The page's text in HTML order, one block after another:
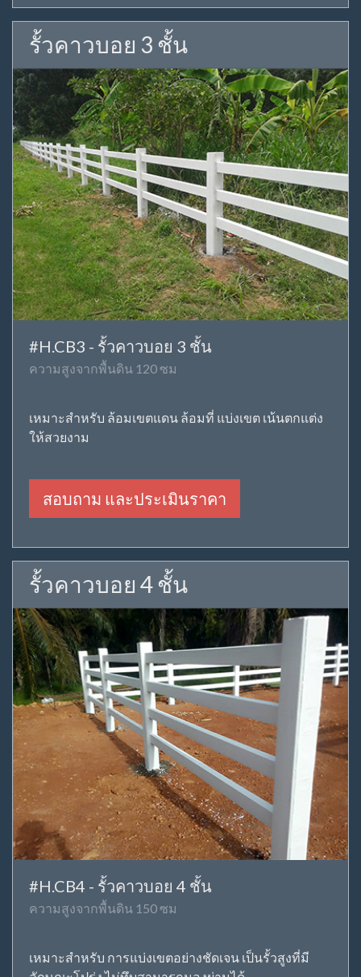
รั้วคาวบอย 3 ชั้น
#H.CB3 - รั้วคาวบอย 3 ชั้น
ความสูงจากพื้นดิน 120 ซม
เหมาะสำหรับ ล้อมเขตแดน ล้อมที่ แบ่งเขต เน้นตกแต่ง
ให้สวยงาม
สอบถาม และประเมินราคา
รั้วคาวบอย 4 ชั้น
#H.CB4 - รั้วคาวบอย 4 ชั้น
ความสูงจากพื้นดิน 150 ซม
เหมาะสำหรับ การแบ่งเขตอย่างชัดเจน เป็นรั้วสูงที่มี